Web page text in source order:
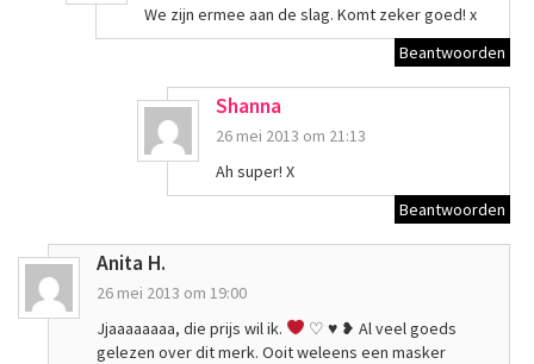
We zijn ermee aan de slag. Komt zeker goed! x
Beantwoorden
Shanna
26 mei 2013 om 21:13
Ah super! X
Beantwoorden
Anita H.
26 mei 2013 om 19:00
Jjaaaaaaaa, die prijs wil ik.
♡ ♥❥ Al veel goeds
gelezen over dit merk. Ooit weleens een masker